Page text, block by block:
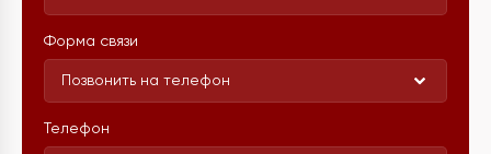
Форма связи
Позвонить на телефон
Телефон